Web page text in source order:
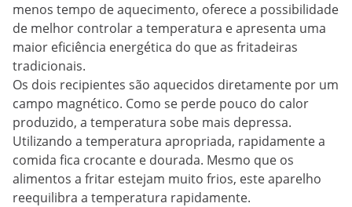
menos tempo de aquecimento, oferece a possibilidade
de melhor controlar a temperatura e apresenta uma
maior eficiência energética do que as fritadeiras
tradicionais.
Os dois recipientes são aquecidos diretamente por um
campo magnético. Como se perde pouco do calor
produzido, a temperatura sobe mais depressa.
Utilizando a temperatura apropriada, rapidamente a
comida fica crocante e dourada. Mesmo que os
alimentos a fritar estejam muito frios, este aparelho
reequilibra a temperatura rapidamente.